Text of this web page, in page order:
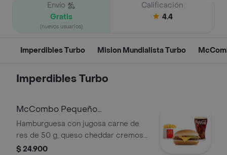
Envío
Gratis
(nuevos usuarios)
Calificación
4.4
Imperdibles Turbo Mision Mundialista Turbo
Imperdibles Turbo
McCombo Pequeño
Hamburguesa con Queso
Hamburguesa con jugosa carne de
res de 50 g, queso cheddar cremoso,
cebolla, pepinillos, salsa de tomate y
$ 24.900